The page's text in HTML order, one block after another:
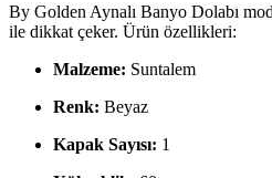
By Golden Aynalı Banyo Dolabı
ile dikkat çeker. Ürün özellikleri:
Malzeme: Suntalem
Renk: Beyaz
Kapak Sayısı: 1